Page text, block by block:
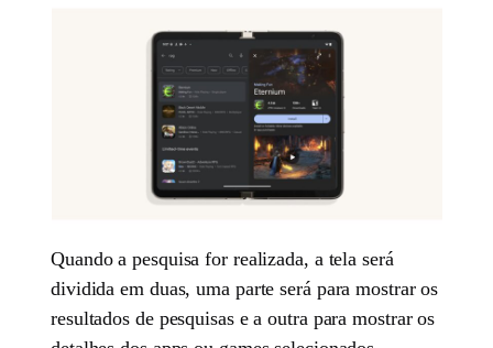
Quando a pesquisa for realizada, a tela será
dividida em duas, uma parte será para mostrar os
resultados de pesquisas e a outra para mostrar os